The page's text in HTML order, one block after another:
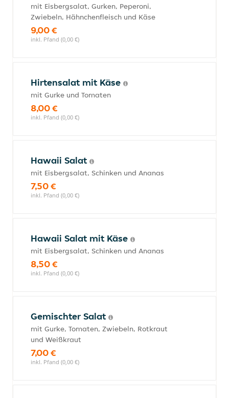
mit Eisbergsalat, Gurken, Peperoni,
Zwiebeln, Hähnchenfleisch und Käse
9,00 €
inkl. Pfand (0,00 €)
Hirtensalat mit Käse
mit Gurke und Tomaten
8,00 €
inkl. Pfand (0,00 €)
Hawaii Salat
mit Eisbergsalat, Schinken und Ananas
7,50 €
inkl. Pfand (0,00 €)
Hawaii Salat mit Käse
mit Eisbergsalat, Schinken und Ananas
8,50 €
inkl. Pfand (0,00 €)
Gemischter Salat
mit Gurke, Tomaten, Zwiebeln, Rotkraut
und Weißkraut
7,00 €
inkl. Pfand (0,00 €)